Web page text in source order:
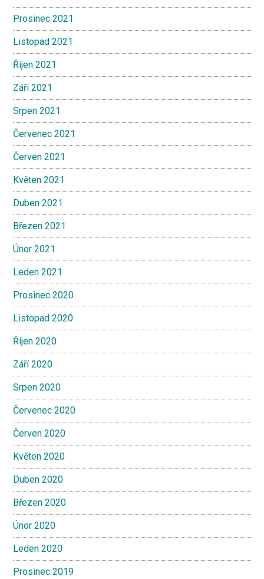
Prosinec 2021
Listopad 2021
Říjen 2021
Září 2021
Srpen 2021
Červenec 2021
Červen 2021
Květen 2021
Duben 2021
Březen 2021
Únor 2021
Leden 2021
Prosinec 2020
Listopad 2020
Říjen 2020
Září 2020
Srpen 2020
Červenec 2020
Červen 2020
Květen 2020
Duben 2020
Březen 2020
Únor 2020
Leden 2020
Prosinec 2019